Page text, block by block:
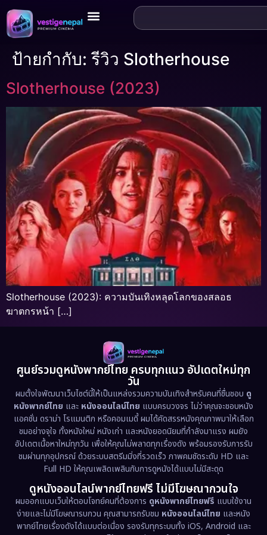
ป้ายกำกับ:รีวิว Slotherhouse
Slotherhouse (2023)
Slotherhouse (2023): ความบันเทิงหลุดโลกของสลอธ
ฆาตกรหน้า […]
ศูนย์รวมดูหนังพากย์ไทย ครบทุกแนว อัปเดตใหม่ทุก
วัน
ผมตั้งใจพัฒนาเว็บไซต์นี้ให้เป็นแหล่งรวมความบันเทิงสำหรับคนที่ชื่นชอบ ดู
หนังพากย์ไทย และ หนังออนไลน์ไทย แบบครบวงจร ไม่ว่าคุณจะชอบหนัง
แอคชั่น ดราม่า โรแมนติก หรือคอมเมดี้ ผมได้คัดสรรหนังคุณภาพมาให้เลือก
ชมอย่างจุใจ ทั้งหนังใหม่ หนังเก่า และหนังยอดนิยมที่กำลังมาแรง ผมยัง
อัปเดตเนื้อหาใหม่ทุกวัน เพื่อให้คุณไม่พลาดทุกเรื่องดัง พร้อมรองรับการรับ
ชมผ่านทุกอุปกรณ์ ด้วยระบบสตรีมมิ่งที่รวดเร็ว ภาพคมชัดระดับ HD และ
Full HD ให้คุณเพลิดเพลินกับการดูหนังได้แบบไม่มีสะดุด
ดูหนังออนไลน์พากย์ไทยฟรี ไม่มีโฆษณากวนใจ
ผมออกแบบเว็บให้ตอบโจทย์คนที่ต้องการ ดูหนังพากย์ไทยฟรี แบบใช้งาน
ง่ายและไม่มีโฆษณารบกวน คุณสามารถรับชม หนังออนไลน์ไทย และหนัง
พากย์ไทยเรื่องดังได้แบบต่อเนื่อง รองรับทุกระบบทั้ง iOS, Android และ